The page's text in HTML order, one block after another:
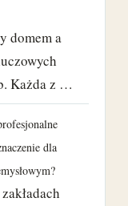
domem a
Każda z …
dla